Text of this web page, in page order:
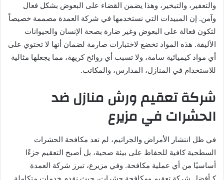
والتعفير، والتبخير، وهذا يضمن القضاء على البعوض بشكل فعال
وآمن. إن المبيدات التي نستخدمها في شركة العمدة مصممة خصيصاً
لتكون فعالة على البعوض وغير ضارة بصحة الإنسان والحيوانات
الأليفة. هذه المواد تخضع لاختبارات صارمة لضمان أنها لا تحتوي على
أي مواد كيميائية سامة، ولا تسبب أي روائح كريهة، مما يجعلها مثالية
للاستخدام في المنازل، المدارس، والمكاتب.
شركة تعقيم ورش منازل ضد
الحشرات في مزيرع
في ظل انتشار الأمراض والجراثيم، لم تعد مكافحة الحشرات
السطحية كافية للحفاظ على بيئة صحية، بل أصبح التعقيم جزءًا
أساسيًا من أي عملية مكافحة. وفي مزيرع، تبرز شركة العمدة
كـأفضل شركة تعقيم ومكافحة حشرات، حيث نقدم خدمات متكاملة